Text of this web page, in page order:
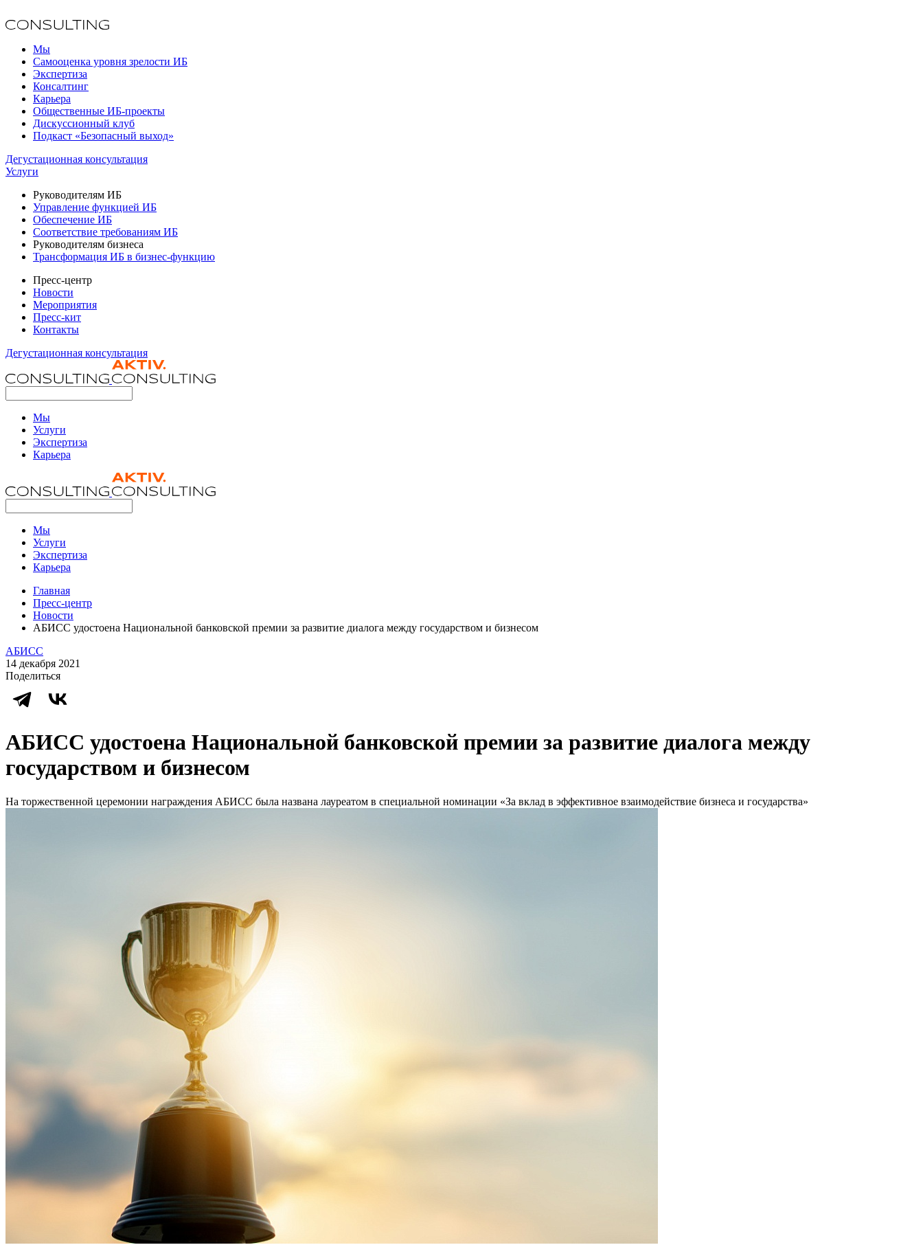
Мы
Самооценка уровня зрелости ИБ
Экспертиза
Консалтинг
Карьера
Общественные ИБ-проекты
Дискуссионный клуб
Подкаст «Безопасный выход»
Дегустационная консультация
Услуги
Руководителям ИБ
Управление функцией ИБ
Обеспечение ИБ
Соответствие требованиям ИБ
Руководителям бизнеса
Трансформация ИБ в бизнес-функцию
Пресс-центр
Новости
Мероприятия
Пресс-кит
Контакты
Дегустационная консультация
Мы
Услуги
Экспертиза
Карьера
Мы
Услуги
Экспертиза
Карьера
Главная
Пресс-центр
Новости
АБИСС удостоена Национальной банковской премии за развитие диалога между государством и бизнесом
АБИСС
14 декабря 2021
Поделиться
АБИСС удостоена Национальной банковской премии за развитие диалога между
государством и бизнесом
На торжественной церемонии награждения АБИСС была названа лауреатом в специальной номинации «За вклад в эффективное взаимодействие бизнеса и государства»